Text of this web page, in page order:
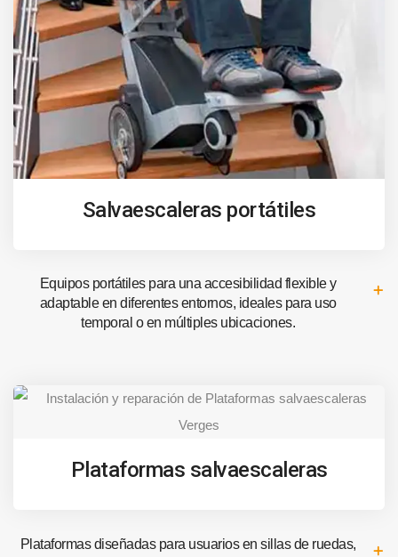
Salvaescaleras portátiles
Equipos portátiles para una accesibilidad flexible y
adaptable en diferentes entornos, ideales para uso
temporal o en múltiples ubicaciones.
Plataformas salvaescaleras
Plataformas diseñadas para usuarios en sillas de ruedas,